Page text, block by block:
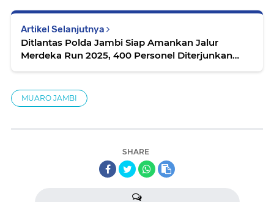
Artikel Selanjutnya
Ditlantas Polda Jambi Siap Amankan Jalur
Merdeka Run 2025, 400 Personel Diterjunkan
MUARO JAMBI
SHARE